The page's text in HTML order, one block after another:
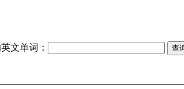
文单词：